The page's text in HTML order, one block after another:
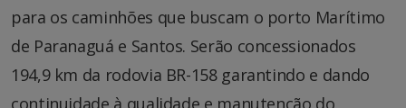
para os caminhões que buscam o porto Marítimo
de Paranaguá e Santos. Serão concessionados
194,9 km da rodovia BR-158 garantindo e dando
continuidade à qualidade e manutenção do